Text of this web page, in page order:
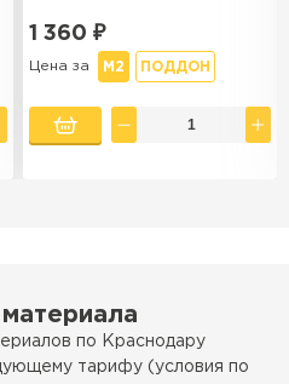
1 360 ₽
Цена за М2 ПОДДОН
по Краснодару
тарифу (условия по